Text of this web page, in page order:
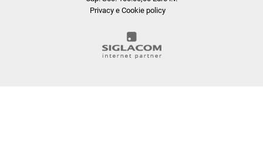
Privacy e Cookie policy